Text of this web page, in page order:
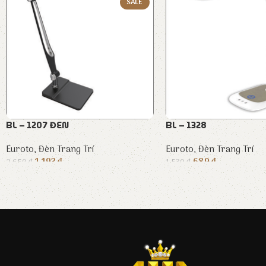
BL – 1207 ĐEN
Euroto,Đèn Trang Trí
2.650 ₫ 1.193₫
BL – 1328
Euroto, Đèn Trang Trí
1.530 ₫ 689₫